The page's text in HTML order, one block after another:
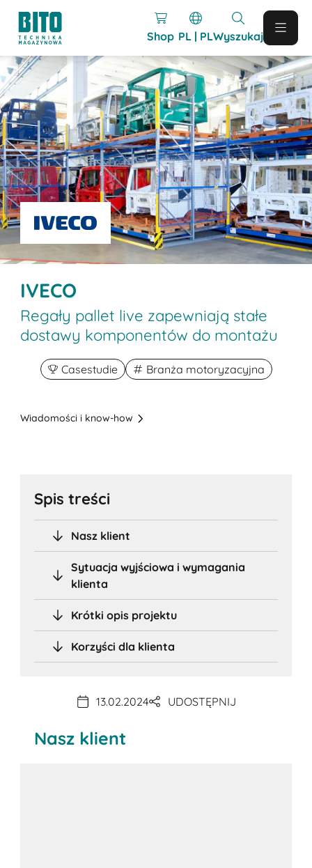
Shop PL | PLWyszukaj
IVECO
Regały pallet live zapewniają stałe
dostawy komponentów do montażu
Casestudie Branża motoryzacyjna
Wiadomości i know-how
Spis treści
Nasz klient
Sytuacja wyjściowa i wymagania
klienta
Krótki opis projektu
Korzyści dla klienta
13.02.2024 UDOSTĘPNIJ
Nasz klient